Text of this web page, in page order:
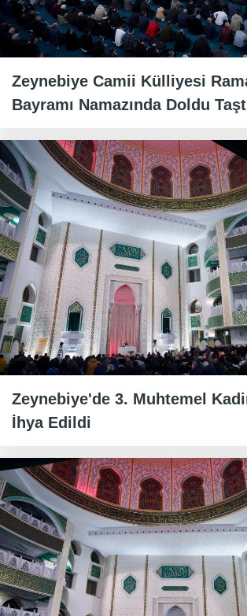
Zeynebiye Camii Külliyesi
Bayramı Namazında Doldu
Zeynebiye'de 3. Muhtemel
İhya Edildi